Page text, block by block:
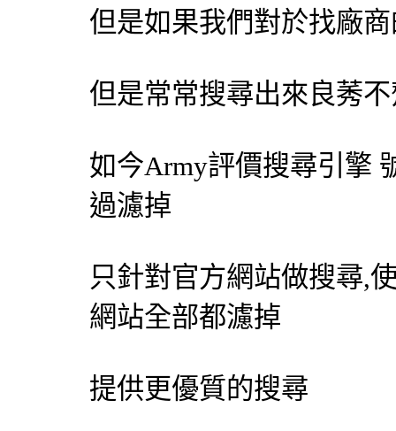
但是如果我們對於找廠
但是常常搜尋出來良莠
如今Army評價搜尋引擎
過濾掉
只針對官方網站做搜尋,
網站全部都濾掉
提供更優質的搜尋